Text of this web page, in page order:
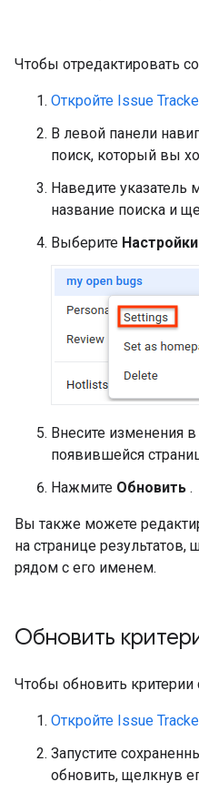
Чтобы отредактировать
Откройте Issue
В левой панели
поиск, который вы
Наведите
название поиска и
Выберите Настройки
Внесите изменения
появившейся
Нажмите Обновить .
Вы также можете
на странице
рядом с его именем.
Обновить
Чтобы обновить критерии
Откройте Issue
Запустите
обновить, щелкнув